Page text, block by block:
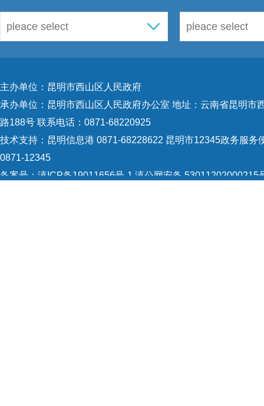
主办单位：昆明市西山区人民政府
承办单位：昆明市西山区人民政府办公室 地址：云南省昆明市
路188号 联系电话：0871-68220925
技术支持： 昆明信息港 0871-68228622 昆明市12345政务服务
0871-12345
备案号： 滇ICP备19011656号-1 滇公网安备 53011202000215